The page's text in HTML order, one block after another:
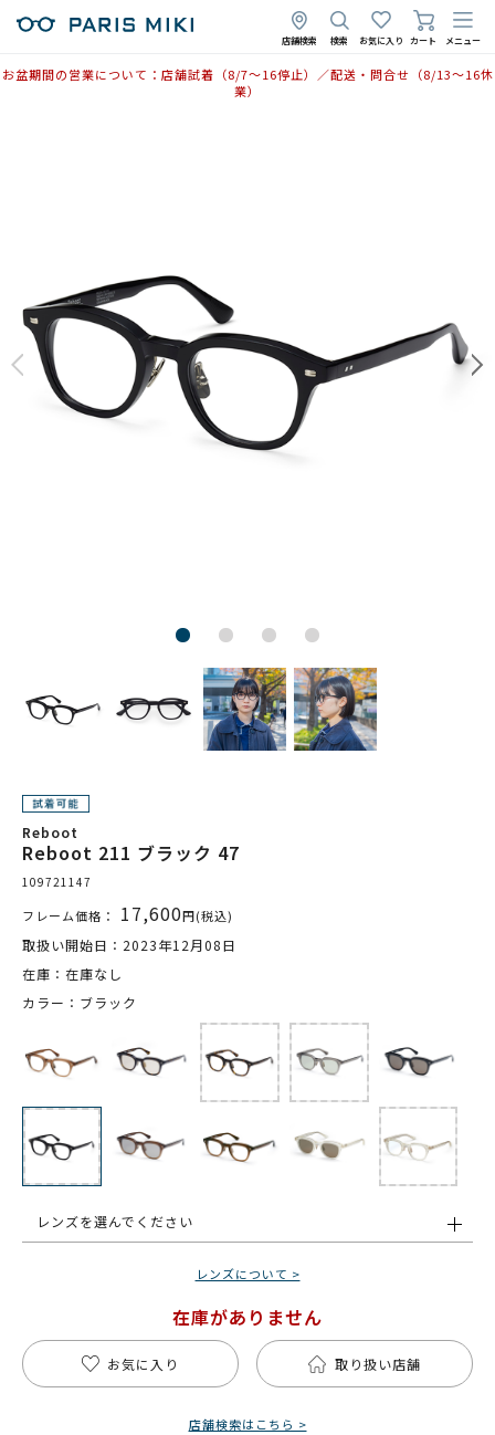
店舗検索 検索 お気に入り カート メニュー
お盆期間の営業について：店舗試着（8/7〜16停止）／配送・問合せ（8/13〜16休
業）
Reboot
Reboot 211 ブラック 47
109721147
フレーム価格： 17,600円(税込)
取扱い開始日：2023年12月08日
在庫：在庫なし
カラー：ブラック
レンズを選んでください
レンズについて >
在庫がありません
お気に入り 取り扱い店舗
店舗検索はこちら >